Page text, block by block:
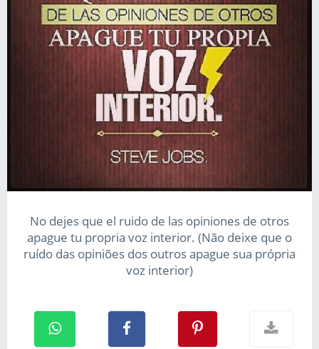
No dejes que el ruido de las opiniones de otros
apague tu propria voz interior. (Não deixe que o
ruído das opiniões dos outros apague sua própria
voz interior)